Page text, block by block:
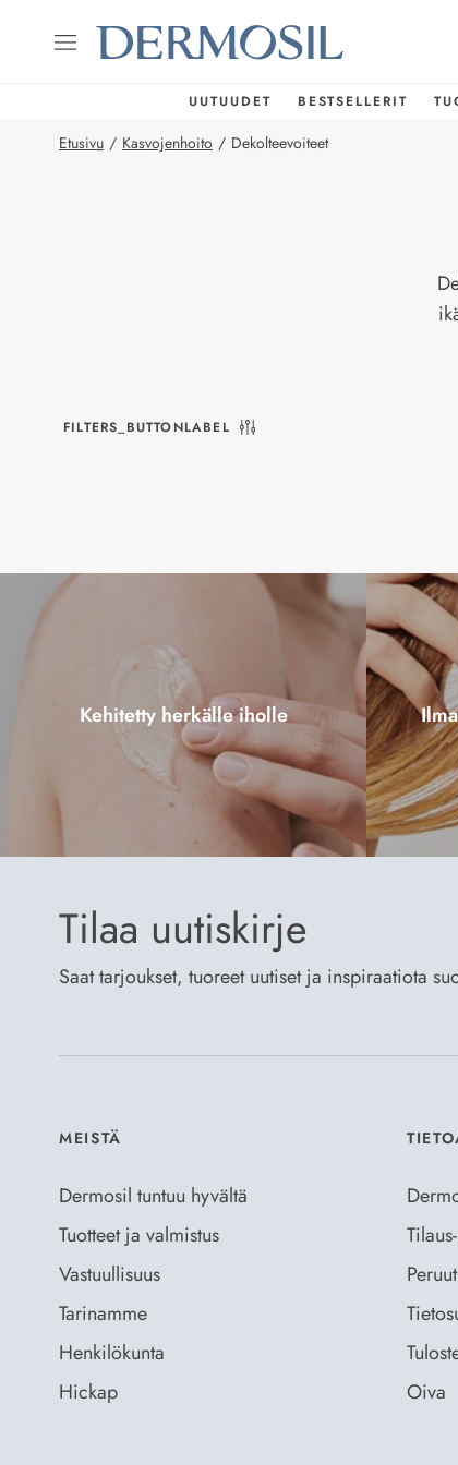
UUTUUDET BESTSELLERIT
Etusivu / Kasvojenhoito / Dekolteevoiteet
FILTERS_BUTTONLABEL
Kehitetty herkälle iholle
Tilaa uutiskirje
Saat tarjoukset, tuoreet uutiset ja inspiraatiota
MEISTÄ
Dermosil tuntuu hyvältä
Tuotteet ja valmistus
Vastuullisuus
Tarinamme
Henkilökunta
Hickap
Oiva